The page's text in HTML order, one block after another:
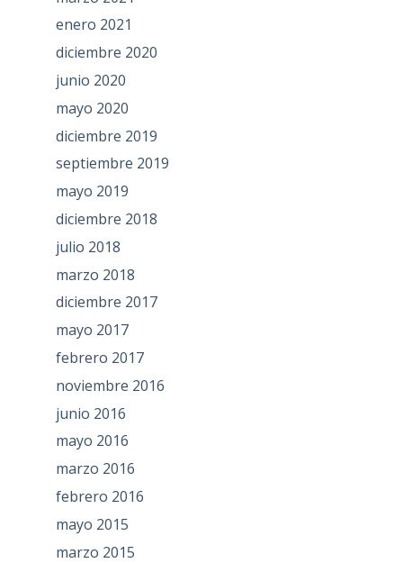
enero 2021
diciembre 2020
junio 2020
mayo 2020
diciembre 2019
septiembre 2019
mayo 2019
diciembre 2018
julio 2018
marzo 2018
diciembre 2017
mayo 2017
febrero 2017
noviembre 2016
junio 2016
mayo 2016
marzo 2016
febrero 2016
mayo 2015
marzo 2015